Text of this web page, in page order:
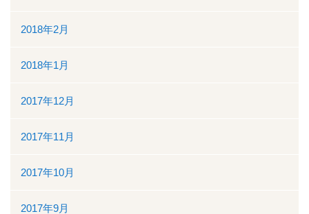
2018年2月
2018年1月
2017年12月
2017年11月
2017年10月
2017年9月